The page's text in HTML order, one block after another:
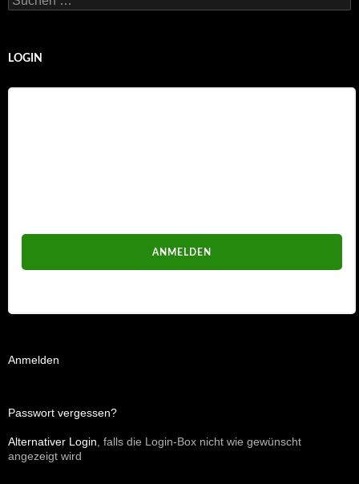
nach:
LOGIN
Anmelden
Passwort vergessen?
Alternativer Login , falls die Login-Box nicht wie gewünscht
angezeigt wird